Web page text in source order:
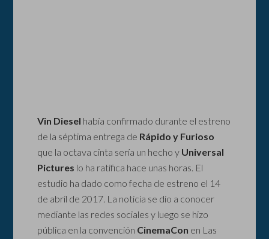
Vin Diesel había confirmado durante el estreno
de la séptima entrega de Rápido y Furioso
que la octava cinta sería un hecho y Universal
Pictures lo ha ratifica hace unas horas. El
estudio ha dado como fecha de estreno el 14
de abril de 2017. La noticia se dio a conocer
mediante las redes sociales y luego se hizo
pública en la convención CinemaCon en Las